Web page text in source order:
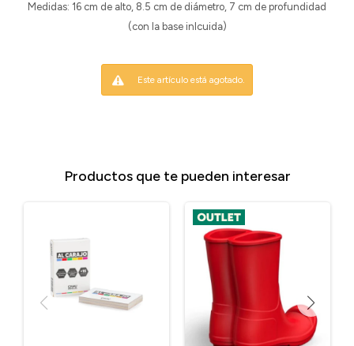
Medidas: 16 cm de alto, 8.5 cm de diámetro, 7 cm de profundidad
(con la base inlcuida)
Este artículo está agotado.
Productos que te pueden interesar